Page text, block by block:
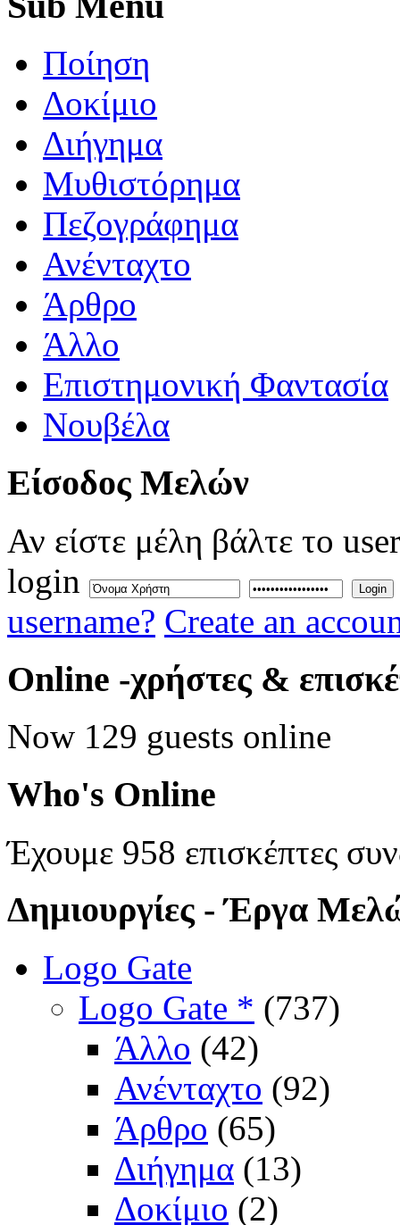
Ποίηση
Δοκίμιο
Διήγημα
Μυθιστόρημα
Πεζογράφημα
Ανένταχτο
Άρθρο
Άλλο
Επιστημονική Φαντασία
Νουβέλα
Eίσοδος Μελών
Αν είστε μέλη βάλτε το
login
Login
username? Create an
Online -χρήστες &
Now 129 guests online
Who's Online
Έχουμε 958 επισκέπτες
Δημιουργίες - Έργα
Logo Gate
Logo Gate * (737)
Άλλο (42)
Ανένταχτο (92)
Άρθρο (65)
Διήγημα (13)
Δοκίμιο (2)